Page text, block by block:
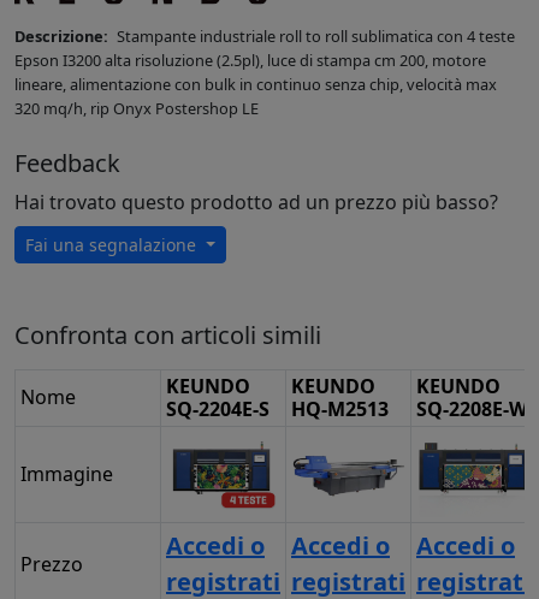
Descrizione: Stampante industriale roll to roll sublimatica con 4 teste
Epson I3200 alta risoluzione (2.5pl), luce di stampa cm 200, motore
lineare, alimentazione con bulk in continuo senza chip, velocità max
320 mq/h, rip Onyx Postershop LE
Feedback
Hai trovato questo prodotto ad un prezzo più basso?
Fai una segnalazione
Confronta con articoli simili
Nome
KEUNDO
SQ-2204E-S
KEUNDO
HQ-M2513
KEUNDO
SQ-2208E-W
Immagine
Prezzo
Accedi o
registrati
Accedi o
registrati
Accedi o
registrati